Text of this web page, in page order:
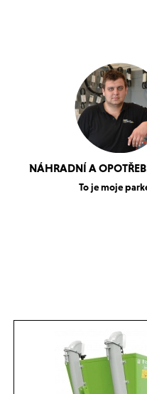
NÁHRADNÍ A
To je moje